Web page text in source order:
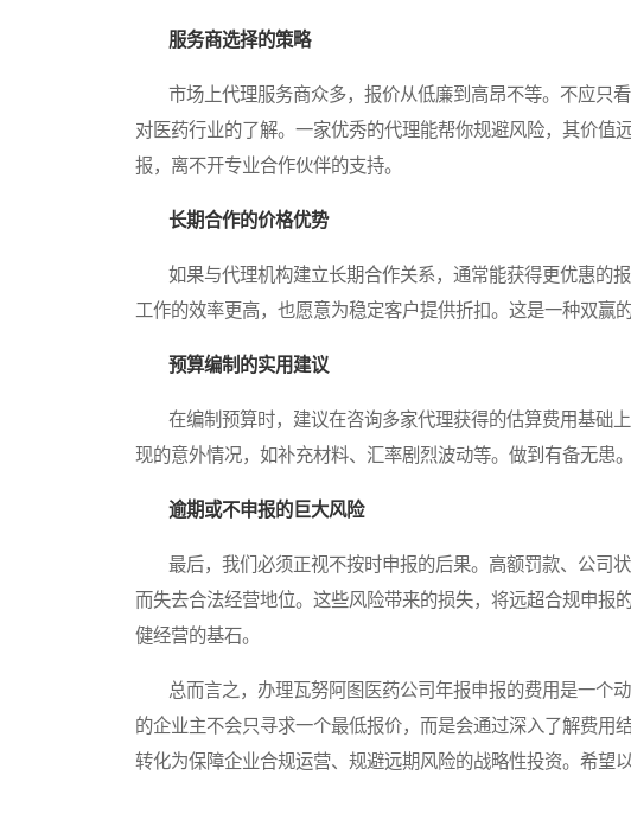
服务商选择的策略
市场上代理服务商众多，报价从低廉到高昂不等。不应只
对医药行业的了解。一家优秀的代理能帮你规避风险，其价值
报，离不开专业合作伙伴的支持。
长期合作的价格优势
如果与代理机构建立长期合作关系，通常能获得更优惠的
工作的效率更高，也愿意为稳定客户提供折扣。这是一种双赢的
预算编制的实用建议
在编制预算时，建议在咨询多家代理获得的估算费用基础
现的意外情况，如补充材料、汇率剧烈波动等。做到有备无患。
逾期或不申报的巨大风险
最后，我们必须正视不按时申报的后果。高额罚款、公司状
而失去合法经营地位。这些风险带来的损失，将远超合规申报
健经营的基石。
总而言之，办理瓦努阿图医药公司年报申报的费用是一个
的企业主不会只寻求一个最低报价，而是会通过深入了解费用
转化为保障企业合规运营、规避远期风险的战略性投资。希望